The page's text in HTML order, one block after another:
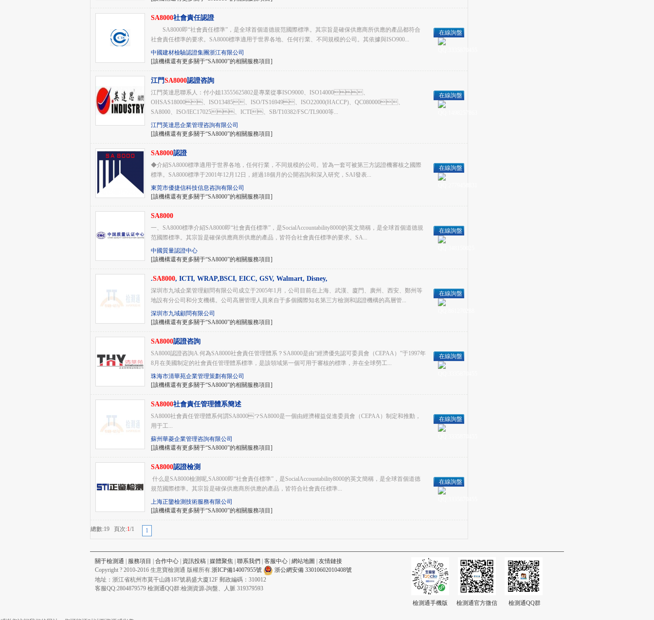
SA8000社會責任認證
SA8000即“社會責任標準”，是全球首個道德規范國際標準。其宗旨是確保供應商所供應的產品都符合
社會責任標準的要求。SA8000標準適用于世界各地、任何行業、不同規模的公司。其依據與ISO900...
中國建材檢驗認證集團浙江有限公司
[該機構還有更多關于“SA8000”的相關服務項目]
在線詢盤
江門SA8000認證咨詢
江門英達思聯系人：付小姐13555625802是專業從事ISO9000、ISO14000、
OHSAS18000、ISO13485、ISO/TS16949、ISO22000(HACCP)、QC080000、
SA8000、ISO/IEC17025、ICTI、SB/T10382/FSC/TL9000等...
江門英達思企業管理咨詢有限公司
[該機構還有更多關于“SA8000”的相關服務項目]
在線詢盤
SA8000認證
◆介紹SA8000標準適用于世界各地，任何行業，不同規模的公司。皆為一套可被第三方認證機審核之國際
標準。SA8000標準于2001年12月12日，經過18個月的公開咨詢和深入研究，SAI發表...
東莞市優捷信科技信息咨詢有限公司
[該機構還有更多關于“SA8000”的相關服務項目]
在線詢盤
SA8000
一、SA8000標準介紹SA8000即“社會責任標準”，是SocialAccountability8000的英文簡稱，是全球首個道德規
范國際標準。其宗旨是確保供應商所供應的產品，皆符合社會責任標準的要求。SA...
中國質量認證中心
[該機構還有更多關于“SA8000”的相關服務項目]
在線詢盤
.SA8000, ICTI, WRAP,BSCI, EICC, GSV, Walmart, Disney,
深圳市九域企業管理顧問有限公司成立于2005年1月，公司目前在上海、武漢、廈門、廣州、西安、鄭州等
地設有分公司和分支機構。公司高層管理人員來自于多個國際知名第三方檢測和認證機構的高層管...
深圳市九域顧問有限公司
[該機構還有更多關于“SA8000”的相關服務項目]
在線詢盤
SA8000認證咨詢
SA8000認證咨詢A.何為SA8000社會責任管理體系？SA8000是由“經濟優先認可委員會（CEPAA）”于1997年
8月在美國制定的社會責任管理體系標準，是該領域第一個可用于審核的標準，并在全球勞工...
珠海市清華苑企業管理策劃有限公司
[該機構還有更多關于“SA8000”的相關服務項目]
在線詢盤
SA8000社會責任管理體系簡述
SA8000社會責任管理體系何謂SA8000？SA8000是一個由經濟權益促進委員會（CEPAA）制定和推動，
用于工...
蘇州華菱企業管理咨詢有限公司
[該機構還有更多關于“SA8000”的相關服務項目]
在線詢盤
SA8000認證檢測
什么是SA8000檢測呢,SA8000即“社會責任標準”，是SocialAccountability8000的英文簡稱，是全球首個道德
規范國際標準。其宗旨是確保供應商所供應的產品，皆符合社會責任標準...
上海正鑒檢測技術服務有限公司
[該機構還有更多關于“SA8000”的相關服務項目]
在線詢盤
總數:19 頁次:1/1 1
關于檢測通 服務項目 合作中心 資訊投稿 媒體聚焦 聯系我們 客服中心 網站地圖
友情鏈接
Copyright ? 2010-2016 生意寶檢測通 版權所有.浙ICP備14007955號
浙公網安備 33010602010408號
地址：浙江省杭州市莫干山路187號易盛大廈12F 郵政編碼：310012
客服QQ:2804879579 檢測通QQ群:檢測資源-詢盤、人脈 319379593
檢測通手機版 檢測通官方微信 檢測通QQ群